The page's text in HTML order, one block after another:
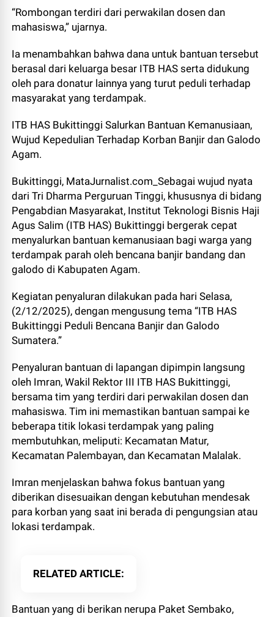
“Rombongan terdiri dari perwakilan dosen dan
mahasiswa,” ujarnya.
Ia menambahkan bahwa dana untuk bantuan tersebut
berasal dari keluarga besar ITB HAS serta didukung
oleh para donatur lainnya yang turut peduli terhadap
masyarakat yang terdampak.
ITB HAS Bukittinggi Salurkan Bantuan Kemanusiaan,
Wujud Kepedulian Terhadap Korban Banjir dan Galodo
Agam.
Bukittinggi, MataJurnalist.com_Sebagai wujud nyata
dari Tri Dharma Perguruan Tinggi, khususnya di bidang
Pengabdian Masyarakat, Institut Teknologi Bisnis Haji
Agus Salim (ITB HAS) Bukittinggi bergerak cepat
menyalurkan bantuan kemanusiaan bagi warga yang
terdampak parah oleh bencana banjir bandang dan
galodo di Kabupaten Agam.
Kegiatan penyaluran dilakukan pada hari Selasa,
(2/12/2025), dengan mengusung tema “ITB HAS
Bukittinggi Peduli Bencana Banjir dan Galodo
Sumatera.”
Penyaluran bantuan di lapangan dipimpin langsung
oleh Imran, Wakil Rektor III ITB HAS Bukittinggi,
bersama tim yang terdiri dari perwakilan dosen dan
mahasiswa. Tim ini memastikan bantuan sampai ke
beberapa titik lokasi terdampak yang paling
membutuhkan, meliputi: Kecamatan Matur,
Kecamatan Palembayan, dan Kecamatan Malalak.
Imran menjelaskan bahwa fokus bantuan yang
diberikan disesuaikan dengan kebutuhan mendesak
para korban yang saat ini berada di pengungsian atau
lokasi terdampak.
RELATED ARTICLE
Bantuan yang di berikan nerupa Paket Sembako,